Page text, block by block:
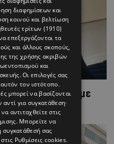
τις εντυπώσεις με
της (ΒΙΝΤΕΟ)
διαφημίσεων και
κοινού και βελτίωση
τρίτων (1910)
επεξεργάζονται τα
και άλλους σκοπούς,
της χρήσης ακριβών
και
Οι επιλογές σας
τον ιστότοπο.
μπορεί να βασίζονται
για συγκατάθεση·
αντιταχθείτε στις
. Μπορείτε να
συγκατάθεσή σας
Ρυθμίσεις cookies.